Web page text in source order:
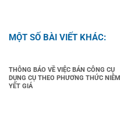
MỘT SỐ BÀI VIẾT KHÁC:
THÔNG BÁO VỀ VIỆC BÁN CÔNG CỤ
DỤNG CỤ THEO PHƯƠNG THỨC NIÊM
YẾT GIÁ